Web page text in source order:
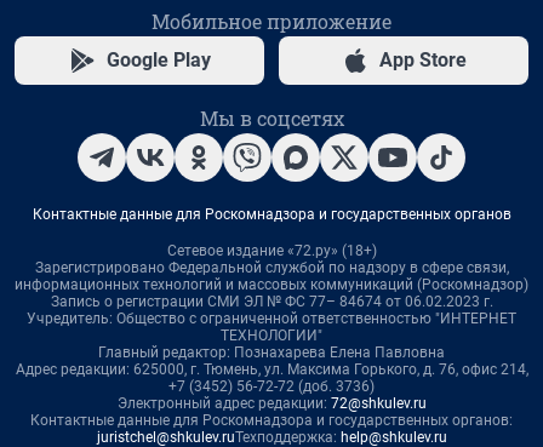
Мобильное приложение
Google Play App Store
Мы в соцсетях
Контактные данные для Роскомнадзора и государственных органов
Сетевое издание «72.ру» (18+)
Зарегистрировано Федеральной службой по надзору в сфере связи,
информационных технологий и массовых коммуникаций (Роскомнадзор)
Запись о регистрации СМИ ЭЛ № ФС 77– 84674 от 06.02.2023 г.
Учредитель: Общество с ограниченной ответственностью "ИНТЕРНЕТ
ТЕХНОЛОГИИ"
Главный редактор: Познахарева Елена Павловна
Адрес редакции: 625000, г. Тюмень, ул. Максима Горького, д. 76, офис 214,
+7 (3452) 56-72-72 (доб. 3736)
Электронный адрес редакции: 72@shkulev.ru
Контактные данные для Роскомнадзора и государственных органов:
juristchel@shkulev.ruТехподдержка: help@shkulev.ru